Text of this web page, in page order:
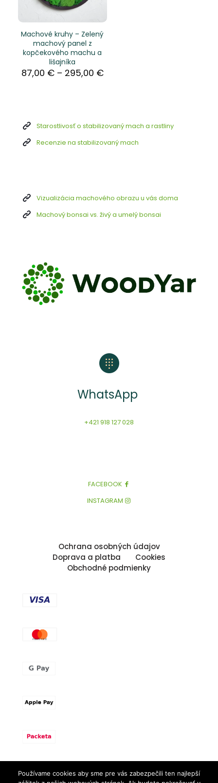
Machové kruhy – Zelený
machový panel z
kopčekového machu a
lišajníka
87,00 € – 295,00 €Price
Starostlivosť o stabilizovaný mach a rastliny
Recenzie na stabilizovaný mach
Vizualizácia machového obrazu u vás doma
Machový bonsai vs. živý a umelý bonsai
WhatsApp
+421 918 127 028
FACEBOOK
INSTAGRAM
Ochrana osobných údajov
Doprava a platba
Cookies
Obchodné podmienky
Používame cookies aby sme pre vás zabezpečili ten najlepší